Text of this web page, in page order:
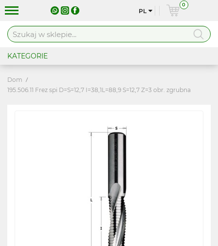
PL
0
KATEGORIE
Dom
195.506.11 Frez spi D=S=12,7 I=38,1L=88,9 S=12,7 Z=3 obr. zgrubna